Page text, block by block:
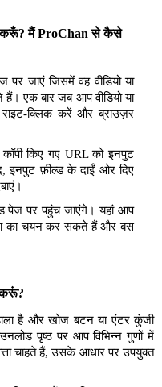
करूँ? मैं ProChan से कैसे
जाएं जिसमें वह वीडियो या
एक बार जब आप वीडियो या
राइट-क्लिक करें और ब्राउज़र
किए गए URL को इनपुट
इनपुट फ़ील्ड के दाईं ओर दिए
पेज पर पहुंच जाएंगे। यहां आप
का चयन कर सकते हैं और बस
करूं?
है और खोज बटन या एंटर कुंजी
पृष्ठ पर आप विभिन्न गुणों में
चाहते हैं, उसके आधार पर उपयुक्त